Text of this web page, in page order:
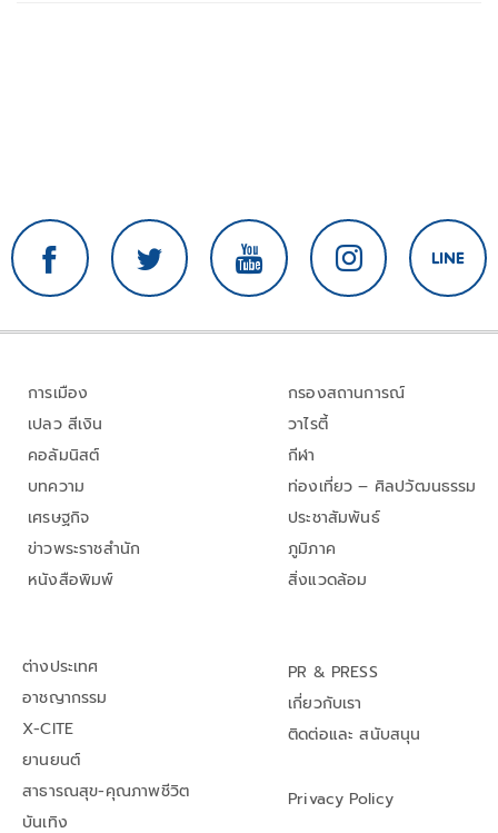
การเมือง
เปลว สีเงิน
คอลัมนิสต์
บทความ
เศรษฐกิจ
ข่าวพระราชสำนัก
หนังสือพิมพ์
กรองสถานการณ์
วาไรตี้
กีฬา
ท่องเที่ยว – ศิลปวัฒนธรรม
ประชาสัมพันธ์
ภูมิภาค
สิ่งแวดล้อม
ต่างประเทศ
อาชญากรรม
X-CITE
ยานยนต์
สาธารณสุข-คุณภาพชีวิต
บันเทิง
PR & PRESS
เกี่ยวกับเรา
ติดต่อและ สนับสนุน
Privacy Policy